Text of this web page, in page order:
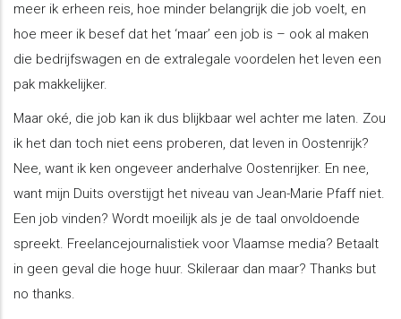
meer ik erheen reis, hoe minder belangrijk die job voelt, en
hoe meer ik besef dat het ‘maar’ een job is – ook al maken
die bedrijfswagen en de extralegale voordelen het leven een
pak makkelijker.
Maar oké, die job kan ik dus blijkbaar wel achter me laten. Zou
ik het dan toch niet eens proberen, dat leven in Oostenrijk?
Nee, want ik ken ongeveer anderhalve Oostenrijker. En nee,
want mijn Duits overstijgt het niveau van Jean-Marie Pfaff niet.
Een job vinden? Wordt moeilijk als je de taal onvoldoende
spreekt. Freelancejournalistiek voor Vlaamse media? Betaalt
in geen geval die hoge huur. Skileraar dan maar? Thanks but
no thanks.